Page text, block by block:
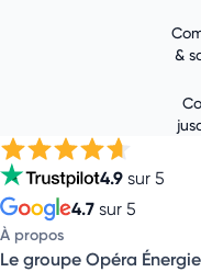
&
4.9 sur 5
4.7 sur 5
À propos
Le groupe Opéra Énergie